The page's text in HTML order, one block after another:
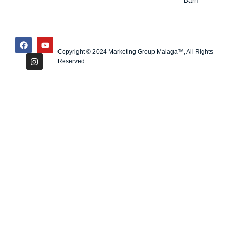
Copyright © 2024 Marketing Group Malaga™, All Rights
Reserved